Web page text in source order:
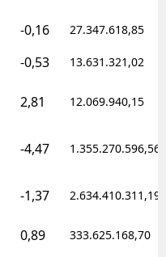
-0,16 27.347.618,85
-0,53 13.631.321,02
2,81 12.069.940,15
-4,47 1.355.270.596,56
-1,37 2.634.410.311,19
0,89 333.625.168,70